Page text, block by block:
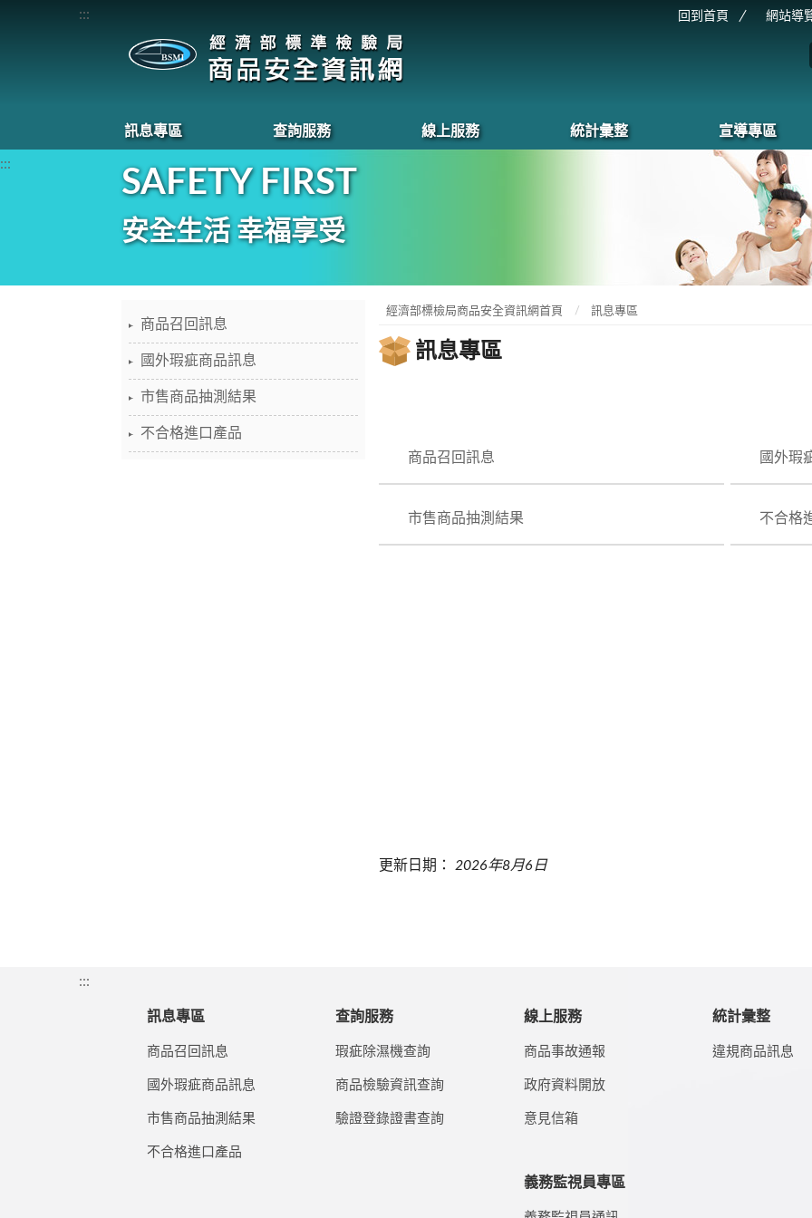
回到首頁 網站導
:::
訊息專區 查詢服務 線上服務 統計彙整 宣導專區
:::
SAFETY FIRST
安全生活 幸福享受
商品召回訊息
國外瑕疵商品訊息
市售商品抽測結果
不合格進口產品
經濟部標檢局商品安全資訊網首頁 訊息專區
訊息專區
商品召回訊息 國外瑕
市售商品抽測結果 不合格
更新日期： 2026年8月6日
:::
訊息專區
商品召回訊息
國外瑕疵商品訊息
市售商品抽測結果
不合格進口產品
查詢服務
瑕疵除濕機查詢
商品檢驗資訊查詢
驗證登錄證書查詢
線上服務
商品事故通報
政府資料開放
意見信箱
統計彙整
違規商品訊息
義務監視員專區